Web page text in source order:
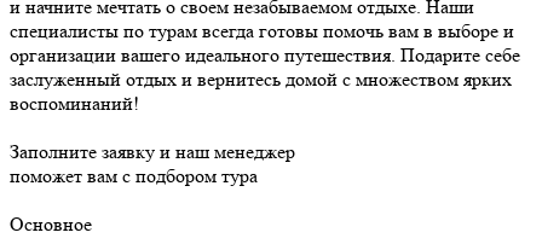
и начните мечтать о своем незабываемом отдыхе. Наши
специалисты по турам всегда готовы помочь вам в выборе и
организации вашего идеального путешествия. Подарите себе
заслуженный отдых и вернитесь домой с множеством ярких
воспоминаний!
Заполните заявку и наш менеджер
поможет вам с подбором тура
Основное